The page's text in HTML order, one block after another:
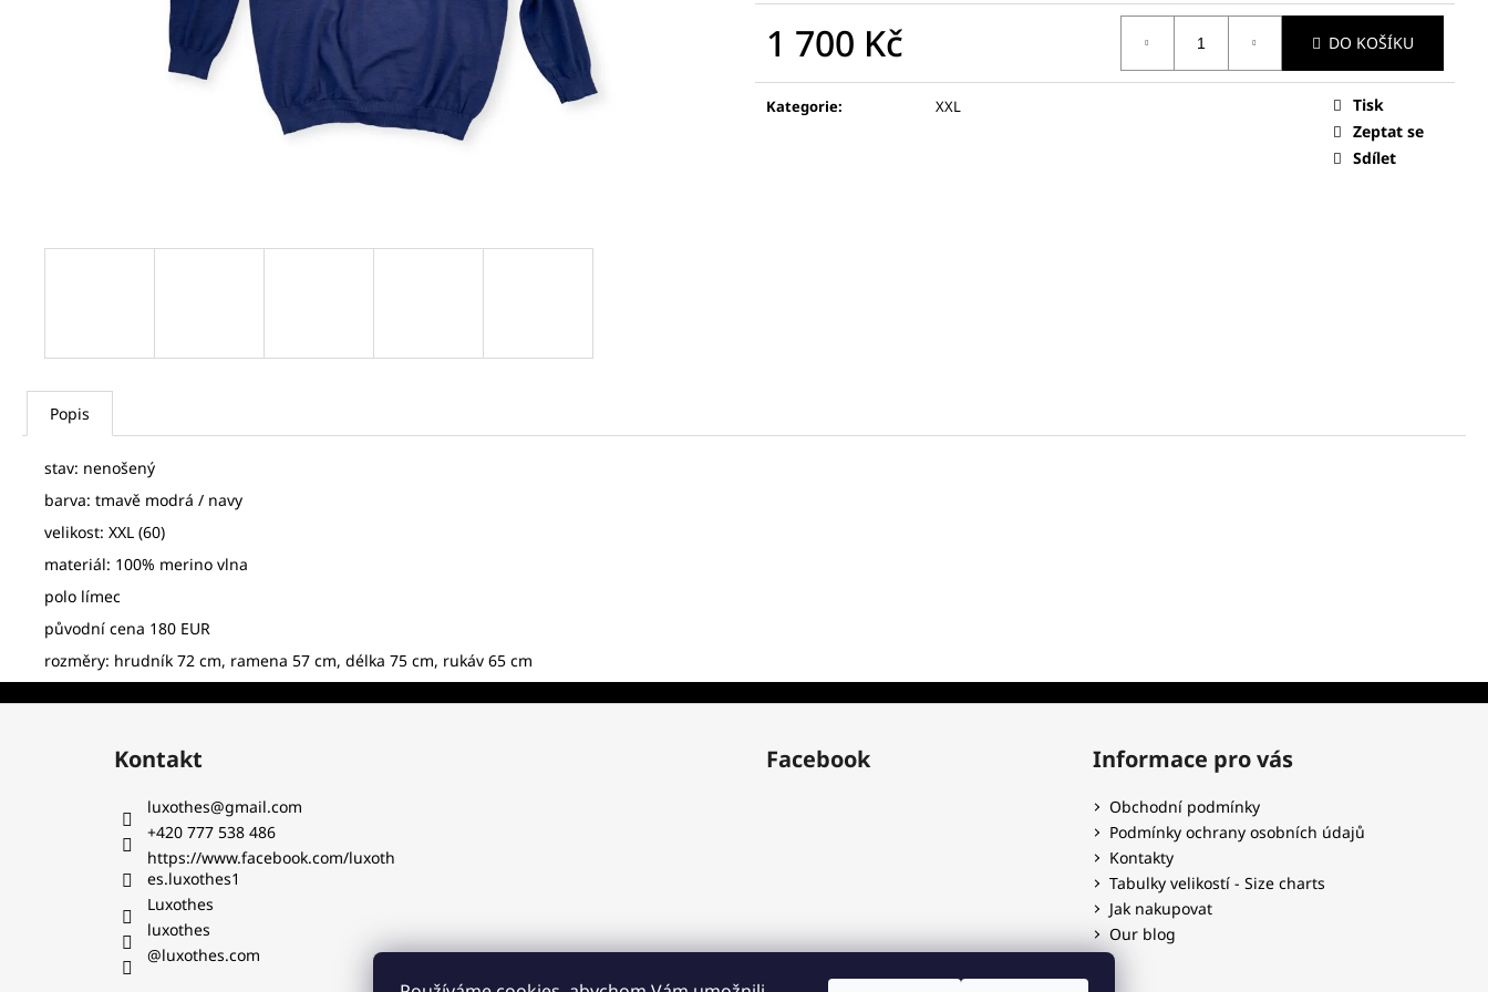
1 700 Kč DO KOŠÍKU
Kategorie: XXL
Tisk
Zeptat se
Sdílet
Popis
stav: nenošený
barva: tmavě modrá / navy
velikost: XXL (60)
materiál: 100% merino vlna
polo límec
původní cena 180 EUR
rozměry: hrudník 72 cm, ramena 57 cm, délka 75 cm, rukáv 65 cm
JEAN PAUL GAULTIER DÁMSKÝ KABÁTEK
5 000 Kč
MARC CAIN DÁMSKÁ BUNDA
2 100 Kč
MUGLER DÁMSKÝ KABÁTEK / SAKO -
VLNA, KAŠMÍR
12 500 Kč
Z
Kontakt
luxothes@gmail.com
+420 777 538 486‬
https://www.facebook.com/luxoth
es.luxothes1
Luxothes
luxothes
@luxothes.com
Facebook Informace pro vás
Obchodní podmínky
Podmínky ochrany osobních údajů
Kontakty
Tabulky velikostí - Size charts
Jak nakupovat
Our blog